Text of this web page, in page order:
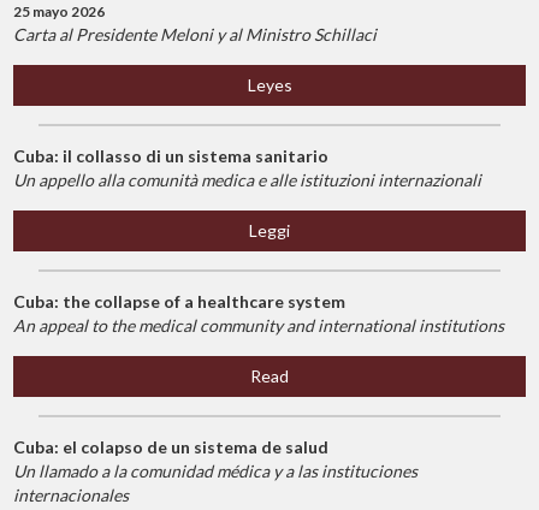
25 mayo 2026
Carta al Presidente Meloni y al Ministro Schillaci
Leyes
Cuba: il collasso di un sistema sanitario
Un appello alla comunità medica e alle istituzioni internazionali
Leggi
Cuba: the collapse of a healthcare system
An appeal to the medical community and international institutions
Read
Cuba: el colapso de un sistema de salud
Un llamado a la comunidad médica y a las instituciones
internacionales